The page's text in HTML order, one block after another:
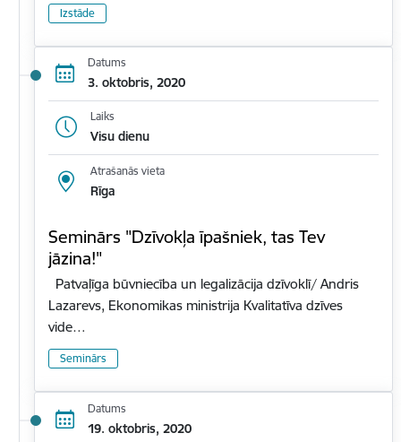
Izstāde
Datums
3. oktobris, 2020
Laiks
Visu dienu
Atrašanās vieta
Rīga
Seminārs "Dzīvokļa īpašniek, tas Tev
jāzina!"
Patvaļīga būvniecība un legalizācija dzīvoklī/ Andris
Lazarevs, Ekonomikas ministrija Kvalitatīva dzīves
vide…
Seminārs
Datums
19. oktobris, 2020